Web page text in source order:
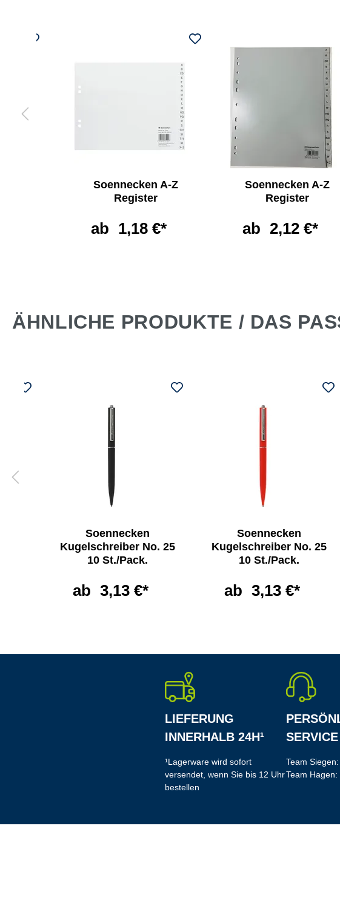
Soennecken A-Z
Register
ab 1,18 €*
Soennecken A-Z
Register
ab 2,12 €*
ÄHNLICHE PRODUKTE / DAS
Soennecken
Kugelschreiber No. 25
10 St./Pack.
ab 3,13 €*
Soennecken
Kugelschreiber No. 25
10 St./Pack.
ab 3,13 €*
LIEFERUNG
INNERHALB 24H¹
¹Lagerware wird sofort
versendet, wenn Sie bis 12 Uhr
bestellen
SERVICE
Team Siegen:
Team Hagen: